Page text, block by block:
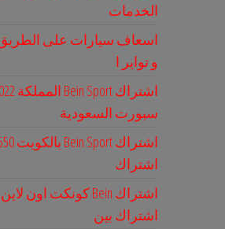
الخدمات
اسعاف سيارات على الطريق
و تواير ا
سبورت السعودية
اشتراك
اشتراك بين